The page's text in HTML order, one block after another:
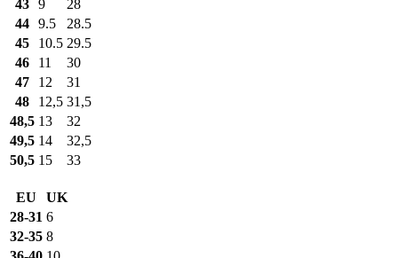
43 9
28
44 9.5
28.5
45
10.5 29.5
46
11
30
47
12
31
48
12,5 31,5
48,5 13
32
49,5 14
32,5
50,5 15 33
EU
UK
28-31 6
32-35 8